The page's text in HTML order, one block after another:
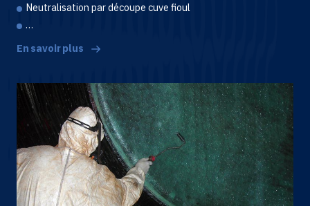
Neutralisation par découpe cuve fioul
…
En savoir plus